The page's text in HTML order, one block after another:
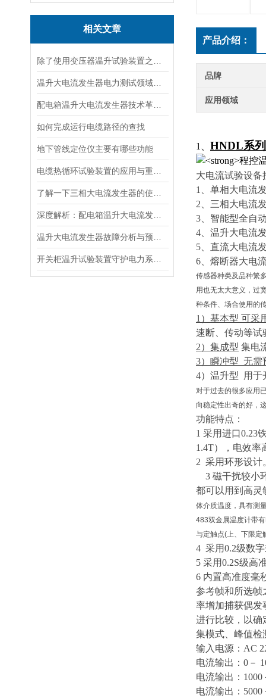
相关文章
如何完成运行电缆路径的查找
地下管线定位仪主要有哪些功能
产品介绍：
品牌
应用领域
1、 HNDL系
大电流试验设备
1、单相大电流
2、三相大电流
3、智能型全自
4、温升大电流
5、直流大电流
6、熔断器大电
传感器种类及品种繁
用也无太大意义，过
种条件、场合使用的
1） 基本型 可采
速断、传动等试
2） 集成型 集电
3） 瞬冲型 无需
4） 温升型 用于
对于过去的很多应用
向稳定性出奇的好，
功能特点：
1 采用进口0.23
1.4T），电效率
2 采用环形设计
3 磁干扰较小
都可以用到高灵
体介质温度，具有测
483双金属温度计带
与定触点(上、下限定
4 采用0.2级数
5 采用0.2S级高
6 内置高准度
参考帧和所选帧
率增加捕获偶发
进行比较，以确
集模式、峰值检
输入电源： AC
电流输出： 0－
电流输出：
电流输出：